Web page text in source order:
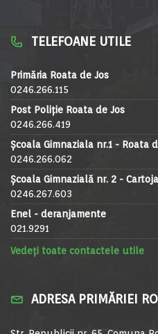
TELEFOANE UTILE
Primăria Roata de Jos
0246.266.115
Post Poliție Roata de Jos
0246.266.419
Școala Gimnaziala nr.1 - Roata
0246.266.062
Școala Gimnazială nr. 2 -
0246.267.603
Enel - deranjamente
021.9291
Vedeți toate contactele utile
ADRESA PRIMĂRIEI